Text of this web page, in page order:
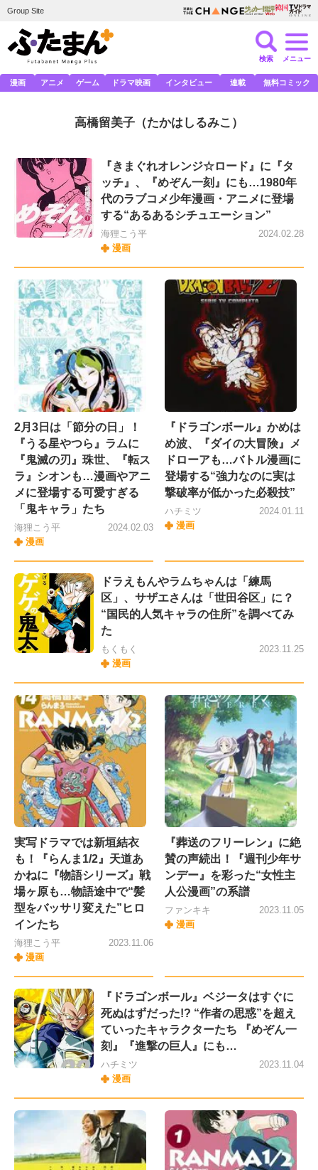
Group Site
検索 メニュー
漫画 アニメ ゲーム ドラマ映画 インタビュー 連載 無料コミック
高橋留美子 （たかはしるみこ）
『きまぐれオレンジ☆ロード』に『タ
ッチ』、『めぞん一刻』にも…1980年
代のラブコメ少年漫画・アニメに登場
する“あるあるシチュエーション”
海狸こう平
漫画
2024.02.28
2月3日は「節分の日」！
『うる星やつら』ラムに
『鬼滅の刃』珠世、『転ス
ラ』シオンも…漫画やアニ
メに登場する可愛すぎる
「鬼キャラ」たち
海狸こう平
漫画
2024.02.03
『ドラゴンボール』かめは
め波、『ダイの大冒険』メ
ドローアも…バトル漫画に
登場する“強力なのに実は
撃破率が低かった必殺技”
ハチミツ
漫画
2024.01.11
ドラえもんやラムちゃんは「練馬
区」、サザエさんは「世田谷区」に？
“国民的人気キャラの住所”を調べてみ
た
もくもく
漫画
2023.11.25
実写ドラマでは新垣結衣
も！『らんま1/2』天道あ
かねに『物語シリーズ』戦
場ヶ原も…物語途中で“髪
型をバッサリ変えた”ヒロ
インたち
海狸こう平
漫画
2023.11.06
『葬送のフリーレン』に絶
賛の声続出！『週刊少年サ
ンデー』を彩った“女性主
人公漫画”の系譜
ファンキキ
漫画
2023.11.05
『ドラゴンボール』ベジータはすぐに
死ぬはずだった!? “作者の思惑”を超え
ていったキャラクターたち 『めぞん一
刻』『進撃の巨人』にも…
ハチミツ
漫画
2023.11.04